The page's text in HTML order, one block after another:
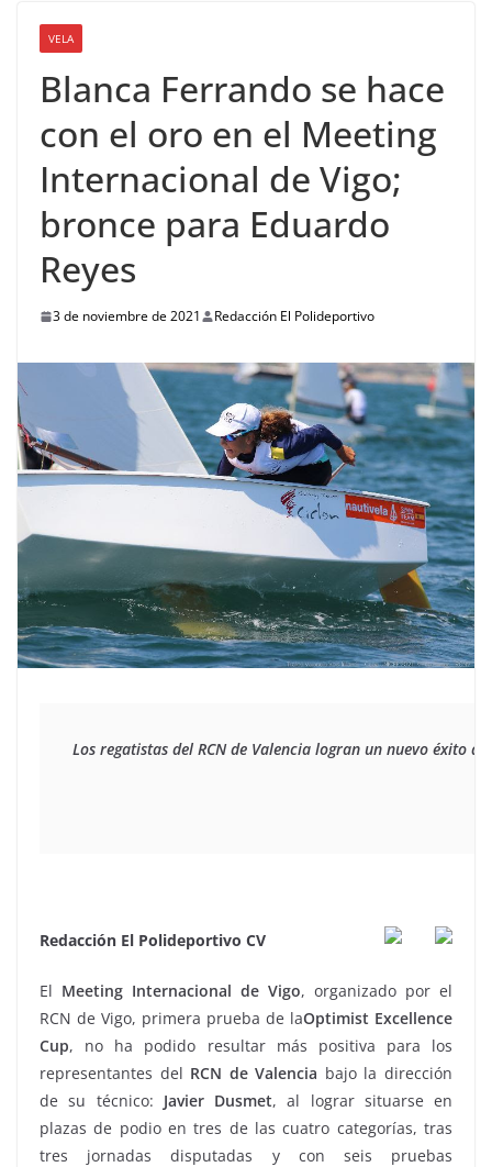
VELA
Blanca Ferrando se hace
con el oro en el Meeting
Internacional de Vigo;
bronce para Eduardo
Reyes
3 de noviembre de 2021 Redacción El Polideportivo
Los regatistas del RCN de Valencia logran un nuevo éxito a
Redacción El Polideportivo CV
El Meeting Internacional de Vigo, organizado por el
RCN de Vigo, primera prueba de laOptimist Excellence
Cup, no ha podido resultar más positiva para los
representantes del RCN de Valencia bajo la dirección
de su técnico: Javier Dusmet, al lograr situarse en
plazas de podio en tres de las cuatro categorías, tras
tres jornadas disputadas y con seis pruebas